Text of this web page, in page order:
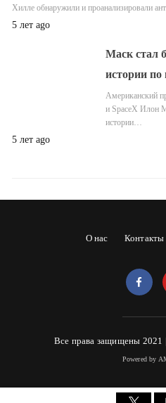
Хилле обнаружили и проанализировали
5 лет ago
Маск стал
истории по
Американский
и SpaceX Илон
истории…
5 лет ago
О нас Контакты
Все права защищены
Powered by